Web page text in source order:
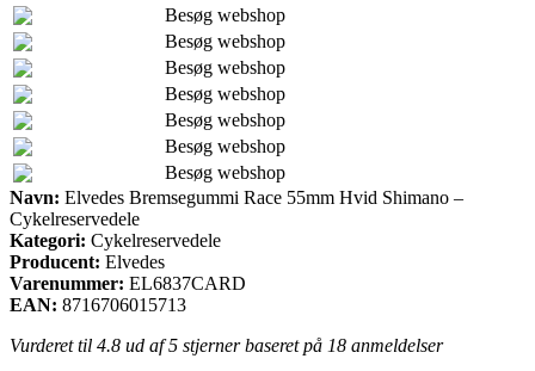
Besøg webshop
Besøg webshop
Besøg webshop
Besøg webshop
Besøg webshop
Besøg webshop
Besøg webshop
Navn: Elvedes Bremsegummi Race 55mm Hvid Shimano –
Cykelreservedele
Kategori: Cykelreservedele
Producent: Elvedes
Varenummer: EL6837CARD
EAN: 8716706015713
Vurderet til 4.8 ud af 5 stjerner baseret på 18 anmeldelser